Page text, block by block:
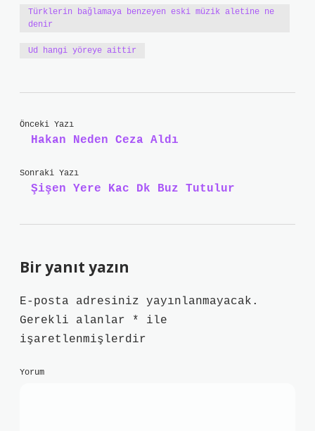
Türklerin bağlamaya benzeyen eski müzik aletine ne
denir
Ud hangi yöreye aittir
Önceki Yazı
Hakan Neden Ceza Aldı
Sonraki Yazı
Şişen Yere Kac Dk Buz Tutulur
Bir yanıt yazın
E-posta adresiniz yayınlanmayacak.
Gerekli alanlar
*
ile
işaretlenmişlerdir
Yorum